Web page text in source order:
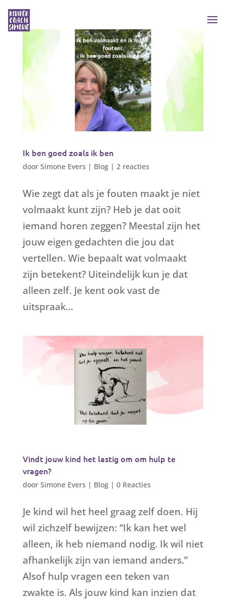
Ik ben goed zoals ik ben
door Simone Evers | Blog| 2 reacties
Wie zegt dat als je fouten maakt je niet
volmaakt kunt zijn? Heb je dat ooit
iemand horen zeggen? Meestal zijn het
jouw eigen gedachten die jou dat
vertellen. Wie bepaalt wat volmaakt
zijn betekent? Uiteindelijk kun je dat
alleen zelf. Je kent ook vast de
uitspraak...
Vindt jouw kind het lastig om om hulp te
vragen?
door Simone Evers | Blog| 0 Reacties
Je kind wil het heel graag zelf doen. Hij
wil zichzelf bewijzen: “Ik kan het wel
alleen, ik heb niemand nodig. Ik wil niet
afhankelijk zijn van iemand anders.”
Alsof hulp vragen een teken van
zwakte is. Als jouw kind kan inzien dat